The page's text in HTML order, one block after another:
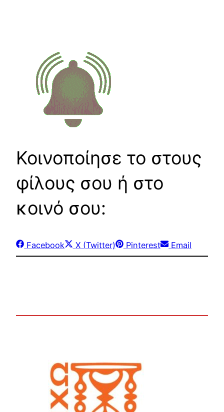
Κοινοποίησε το στους
φίλους σου ή στο
κοινό σου:
Share
on
Facebook
Share
on
X (Twitter)
Share
on
Pinterest
Share
on
Email